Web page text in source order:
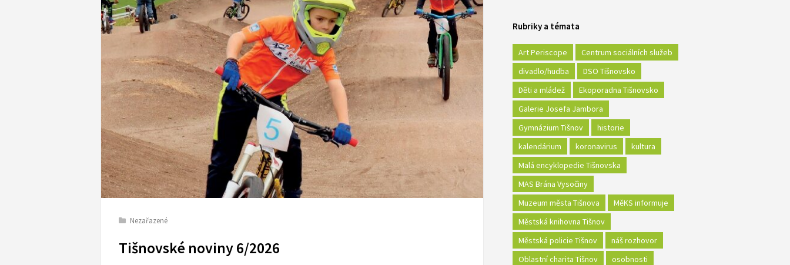
Nezařazené
Tišnovské noviny 6/2026
Rubriky a témata
Art Periscope
Centrum sociálních služeb
divadlo/hudba
DSO Tišnovsko
Děti a mládež
Ekoporadna Tišnovsko
Galerie Josefa Jambora
Gymnázium Tišnov
historie
kalendárium
koronavirus
kultura
Malá encyklopedie Tišnovska
MAS Brána Vysočiny
Muzeum města Tišnova
MěKS informuje
Městská knihovna Tišnov
Městská policie Tišnov
náš rozhovor
Oblastní charita Tišnov
osobnosti